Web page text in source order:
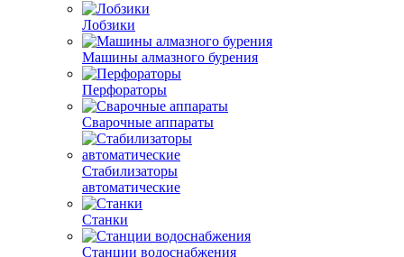
Лобзики
Машины алмазного бурения
Перфораторы
Сварочные аппараты
Стабилизаторы
автоматические
Станки
Станции водоснабжения